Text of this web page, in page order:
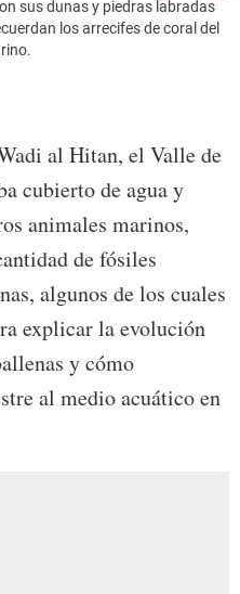
sus dunas y piedras labradas
los arrecifes de coral del
al Hitan, el Valle de
cubierto de agua y
animales marinos,
de fósiles
algunos de los cuales
explicar la evolución
y cómo
al medio acuático en